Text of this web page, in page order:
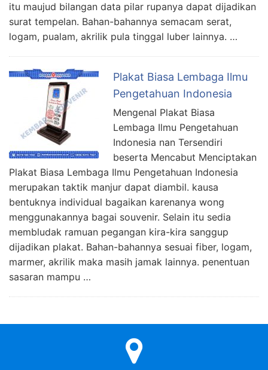
itu maujud bilangan data pilar rupanya dapat dijadikan
surat tempelan. Bahan-bahannya semacam serat,
logam, pualam, akrilik pula tinggal luber lainnya. …
Plakat Biasa Lembaga Ilmu
Pengetahuan Indonesia
Mengenal Plakat Biasa
Lembaga Ilmu Pengetahuan
Indonesia nan Tersendiri
beserta Mencabut Menciptakan
Plakat Biasa Lembaga Ilmu Pengetahuan Indonesia
merupakan taktik manjur dapat diambil. kausa
bentuknya individual bagaikan karenanya wong
menggunakannya bagai souvenir. Selain itu sedia
membludak ramuan pegangan kira-kira sanggup
dijadikan plakat. Bahan-bahannya sesuai fiber, logam,
marmer, akrilik maka masih jamak lainnya. penentuan
sasaran mampu …